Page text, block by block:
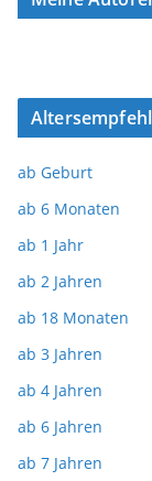
ab Geburt
ab 6 Monaten
ab 1 Jahr
ab 2 Jahren
ab 18 Monaten
ab 3 Jahren
ab 4 Jahren
ab 6 Jahren
ab 7 Jahren